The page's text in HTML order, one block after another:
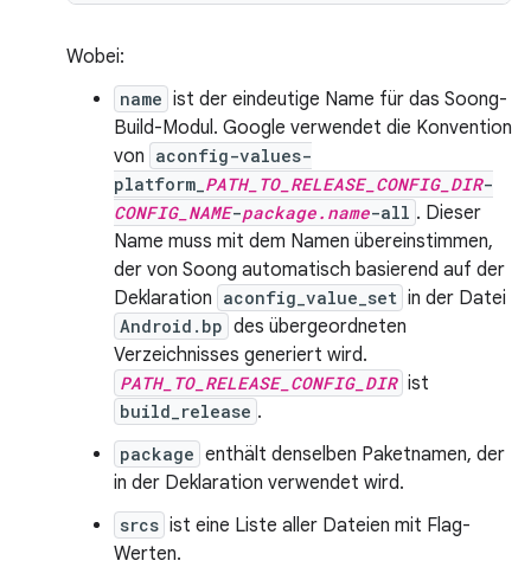
Wobei:
name ist der eindeutige Name für das Soong-
Build-Modul. Google verwendet die Konvention
von aconfig-values-
platform_ PATH_TO_RELEASE_CONFIG_DIR-
CONFIG_NAME-package.name-all . Dieser
Name muss mit dem Namen übereinstimmen,
der von Soong automatisch basierend auf der
Deklaration aconfig_value_set in der Datei
Android.bp des übergeordneten
Verzeichnisses generiert wird.
PATH_TO_RELEASE_CONFIG_DIR ist
build_release .
package enthält denselben Paketnamen, der
in der Deklaration verwendet wird.
srcs ist eine Liste aller Dateien mit Flag-
Werten.